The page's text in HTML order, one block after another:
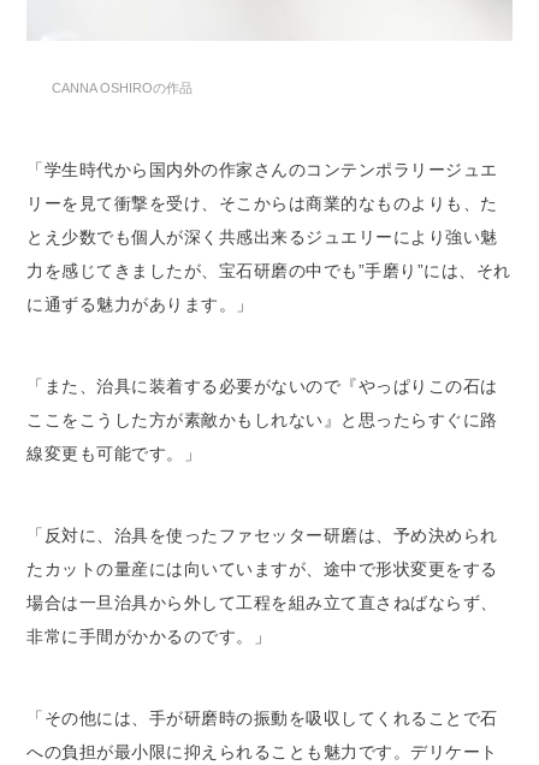
CANNA OSHIROの作品
「学生時代から国内外の作家さんのコンテンポラリージュエ
リーを見て衝撃を受け、そこからは商業的なものよりも、た
とえ少数でも個人が深く共感出来るジュエリーにより強い魅
力を感じてきましたが、宝石研磨の中でも”手磨り”には、それ
に通ずる魅力があります。」
「また、治具に装着する必要がないので『やっぱりこの石は
ここをこうした方が素敵かもしれない』と思ったらすぐに路
線変更も可能です。」
「反対に、治具を使ったファセッター研磨は、予め決められ
たカットの量産には向いていますが、途中で形状変更をする
場合は一旦治具から外して工程を組み立て直さねばならず、
非常に手間がかかるのです。」
「その他には、手が研磨時の振動を吸収してくれることで石
への負担が最小限に抑えられることも魅力です。デリケート